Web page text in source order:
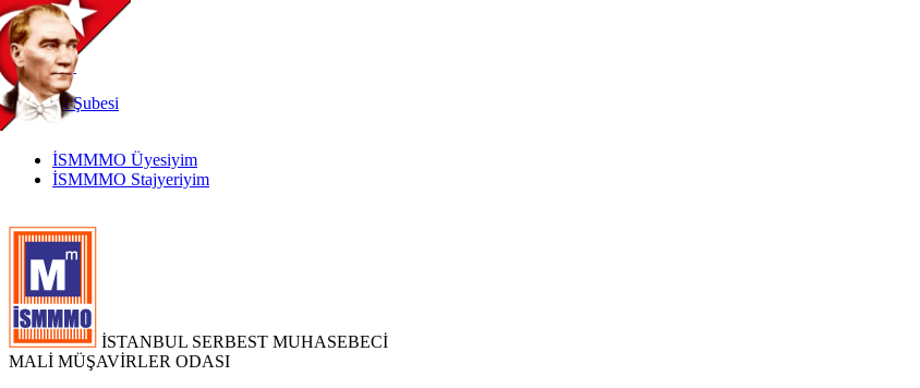
TR
|
EN
İnternetŞubesi
İSMMMO Üyesiyim
İSMMMO Stajyeriyim
İSTANBUL SERBEST MUHASEBECİ
MALİ MÜŞAVİRLER ODASI